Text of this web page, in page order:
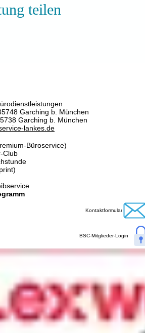
teilen
Garching b. München
Garching b. München
lankes.de
Büroservice)
Club
Kontaktformular
BSC-Mitglieder-Login